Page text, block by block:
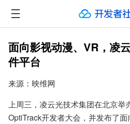
面向影视动漫、VR，凌
件平台
来源：映维网
上周三，凌云光技术集团在北京举
OptiTrack开发者大会，并发布了